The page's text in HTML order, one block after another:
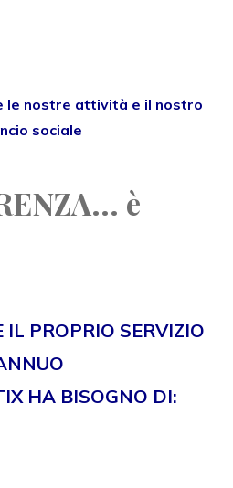
le nostre attività e il nostro
sociale
è
IL PROPRIO SERVIZIO
HA BISOGNO DI: